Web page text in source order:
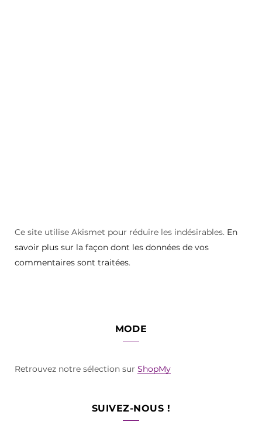
Ce site utilise Akismet pour réduire les indésirables. En
savoir plus sur la façon dont les données de vos
commentaires sont traitées.
MODE
Retrouvez notre sélection sur ShopMy
SUIVEZ-NOUS !